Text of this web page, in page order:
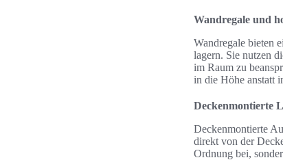
Wandregale und
Wandregale bieten
lagern. Sie nutzen
im Raum zu
in die Höhe anstatt
Deckenmontierte
Deckenmontierte
direkt von der
Ordnung bei,